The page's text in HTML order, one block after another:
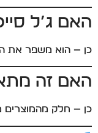
האם ג’ל
כן — הוא משפר את
האם זה
כן — חלק מהמוצרים